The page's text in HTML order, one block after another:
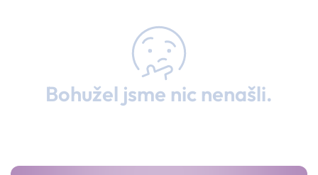
Bohužel jsme nic nenašli.